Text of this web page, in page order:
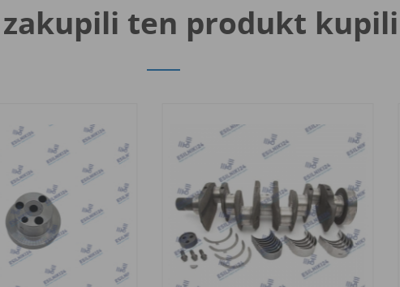
ten produkt